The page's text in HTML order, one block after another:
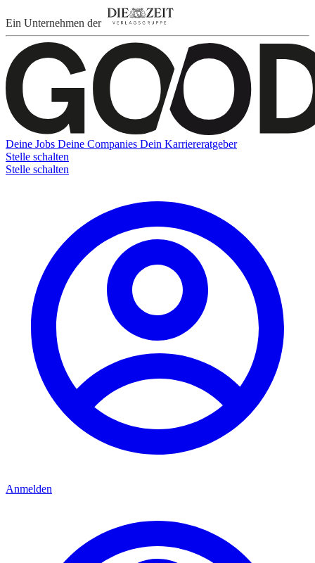
Ein Unternehmen der
Deine Jobs Deine Companies Dein Karriereratgeber
Stelle schalten
Stelle schalten
Anmelden